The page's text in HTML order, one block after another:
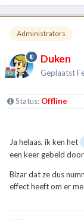
Administrators
Duken
Geplaatst
Status: Offline
Ja helaas, ik ken het
een keer gebeld
Bizar dat ze dus
effect heeft om er